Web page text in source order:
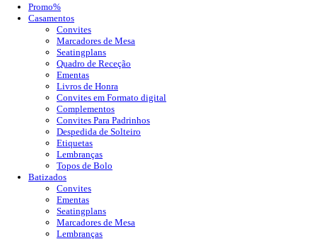
Promo%
Casamentos
Convites
Marcadores de Mesa
Seatingplans
Quadro de Receção
Ementas
Livros de Honra
Convites em Formato digital
Complementos
Convites Para Padrinhos
Despedida de Solteiro
Etiquetas
Lembranças
Topos de Bolo
Batizados
Convites
Ementas
Seatingplans
Marcadores de Mesa
Lembranças